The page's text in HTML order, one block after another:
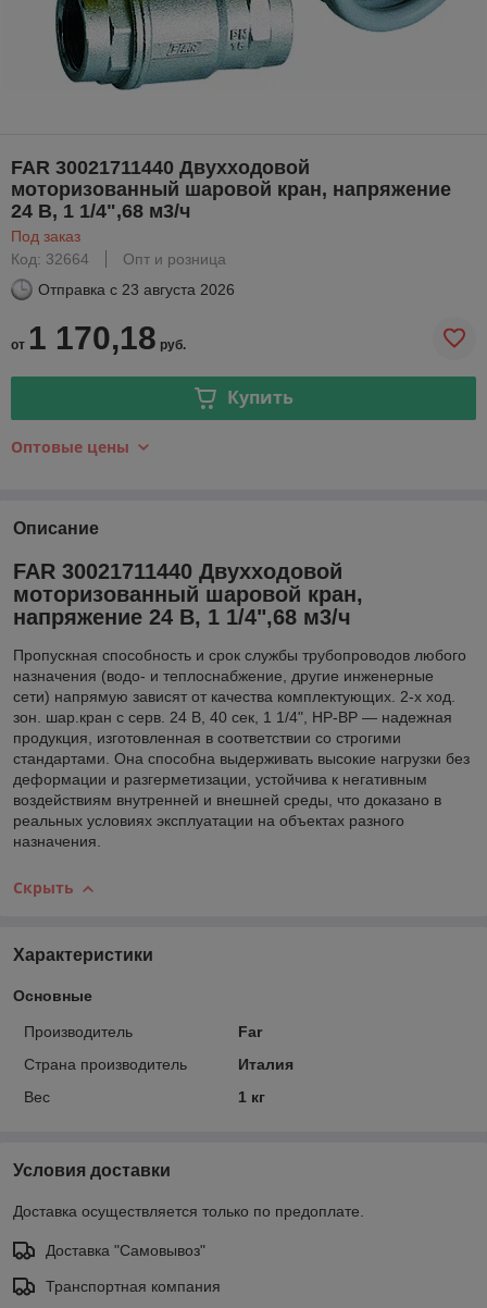
FAR 30021711440 Двухходовой
моторизованный шаровой кран, напряжение
24 В, 1 1/4",68 м3/ч
Под заказ
Код: 32664
Опт и розница
Отправка с 23 августа 2026
от 1 170,18 руб.
Купить
Оптовые цены
Описание
FAR 30021711440 Двухходовой
моторизованный шаровой кран,
напряжение 24 В, 1 1/4",68 м3/ч
Пропускная способность и срок службы трубопроводов любого
назначения (водо- и теплоснабжение, другие инженерные
сети) напрямую зависят от качества комплектующих. 2-х ход.
зон. шар.кран с серв. 24 В, 40 cек, 1 1/4", НР-ВР — надежная
продукция, изготовленная в соответствии со строгими
стандартами. Она способна выдерживать высокие нагрузки без
деформации и разгерметизации, устойчива к негативным
воздействиям внутренней и внешней среды, что доказано в
реальных условиях эксплуатации на объектах разного
назначения.
Скрыть
Характеристики
Основные
Производитель
Far
Страна производитель
Италия
Вес
1 кг
Условия доставки
Доставка осуществляется только по предоплате.
Доставка "Самовывоз"
Транспортная компания